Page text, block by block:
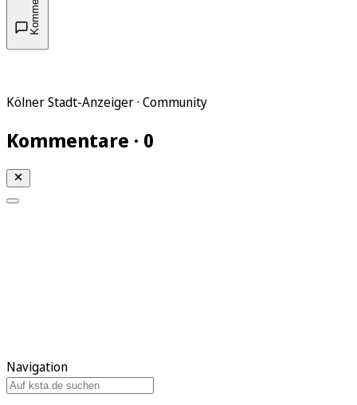
Kölner Stadt-Anzeiger · Community
Kommentare · 0
Navigation